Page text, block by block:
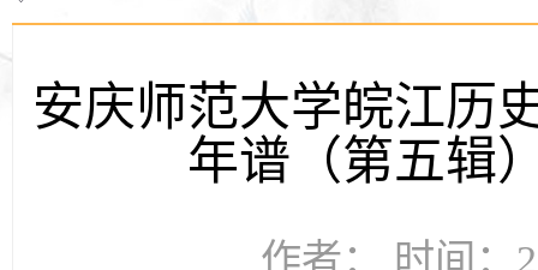
安庆师范大学皖江历
年谱（第五辑
作者： 时间：